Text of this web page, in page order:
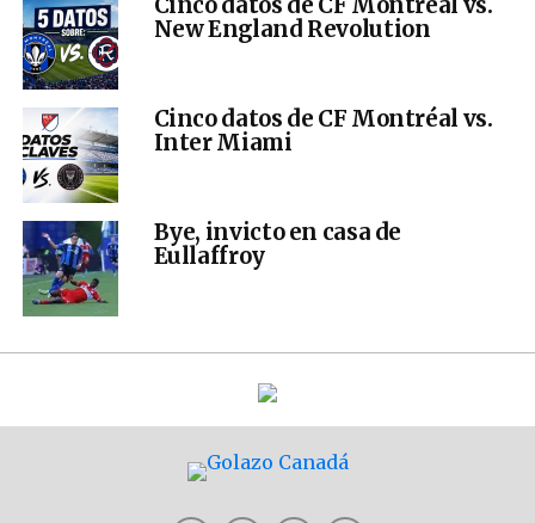
Cinco datos de CF Montréal vs.
New England Revolution
Cinco datos de CF Montréal vs.
Inter Miami
Bye, invicto en casa de
Eullaffroy